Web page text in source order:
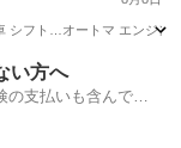
シフト…オートマ エンジ
スター
い方へ
の支払いも含んでい